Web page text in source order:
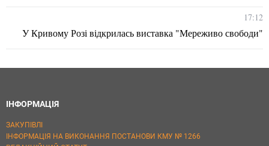
17:12
У Кривому Розі відкрилась виставка "Мереживо свободи"
ІНФОРМАЦІЯ
ЗАКУПІВЛІ
ІНФОРМАЦІЯ НА ВИКОНАННЯ ПОСТАНОВИ КМУ № 1266